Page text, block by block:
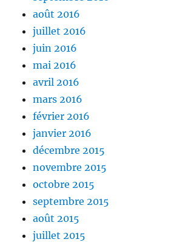
août 2016
juillet 2016
juin 2016
mai 2016
avril 2016
mars 2016
février 2016
janvier 2016
décembre 2015
novembre 2015
octobre 2015
septembre 2015
août 2015
juillet 2015